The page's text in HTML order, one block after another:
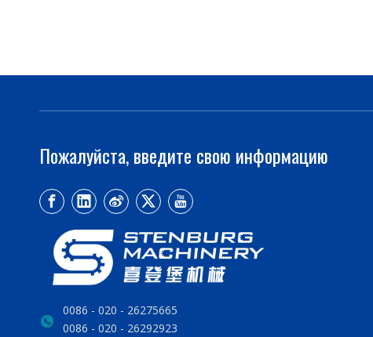
Пожалуйста, введите свою информацию
0086 - 020 - 26275665
0086 - 020 - 26292923